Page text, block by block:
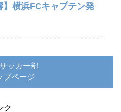
】横浜FCキャプテン発
ッカー部
プページ
ク